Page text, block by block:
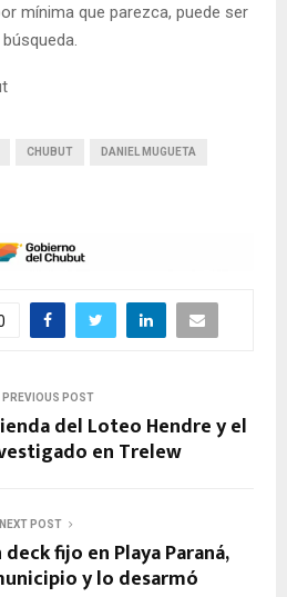
mínima que parezca, puede ser
CHUBUT DANIEL MUGUETA
PREVIOUS POST
del Loteo Hendre y el
en Trelew
NEXT POST
fijo en Playa Paraná,
y lo desarmó